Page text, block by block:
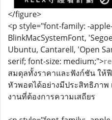
</figure>
<p style="font-family: -
BlinkMacSystemFont,
Ubuntu, Cantarell, 'Open
serif; font-size: medium;">
สมดุลทั้งราคาและฟังก์ชัน ให้
หัวพอตได้อย่างมีประสิทธิภาพ
งานที่ต้องการความเสถียร